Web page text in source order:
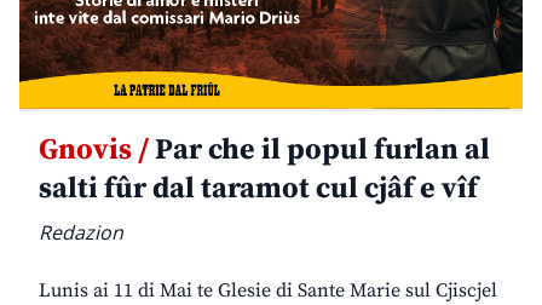
Gnovis /Par che il popul furlan al
salti fûr dal taramot cul cjâf e vîf
Redazion
Lunis ai 11 di Mai te Glesie di Sante Marie sul Cjiscjel